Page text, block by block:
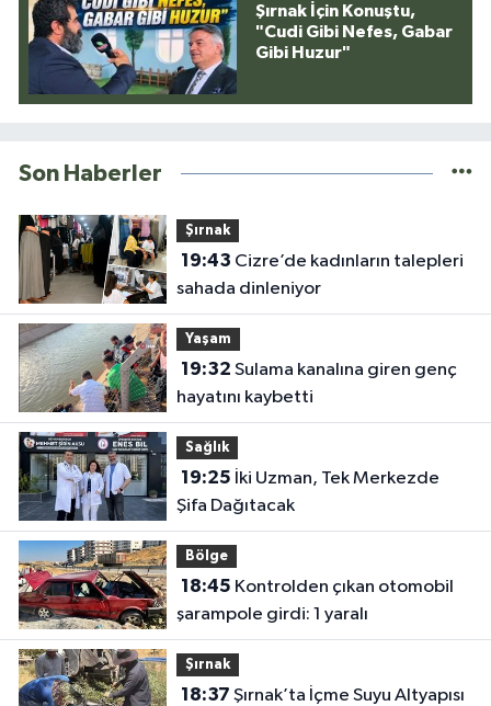
Şırnak İçin Konuştu,
"Cudi Gibi Nefes, Gabar
Gibi Huzur"
Son Haberler
Şırnak
19:43
sahada dinleniyor
Yaşam
19:32
hayatını kaybetti
Sağlık
19:25
Şifa Dağıtacak
Bölge
18:45
şarampole girdi: 1 yaralı
Şırnak
18:37